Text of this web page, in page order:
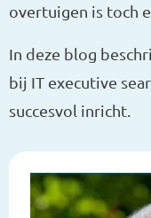
overtuigen is toch
In deze blog
bij IT executive
succesvol inricht.